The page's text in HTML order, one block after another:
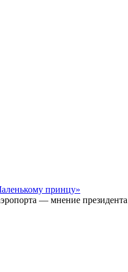
принцу»
— мнение президента